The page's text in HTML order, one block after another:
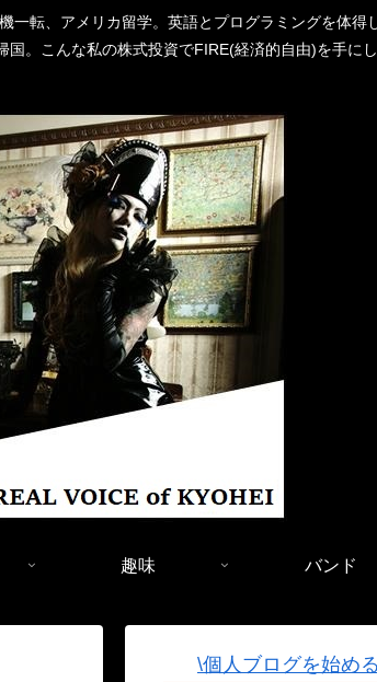
転、アメリカ留学。英語とプログラミングを体得
。こんな私の株式投資でFIRE(経済的自由)を手に
趣味 バンド
\個人ブログを始め